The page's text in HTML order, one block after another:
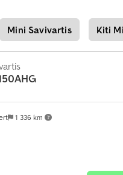
Mini Savivartis Kiti
1 336 km